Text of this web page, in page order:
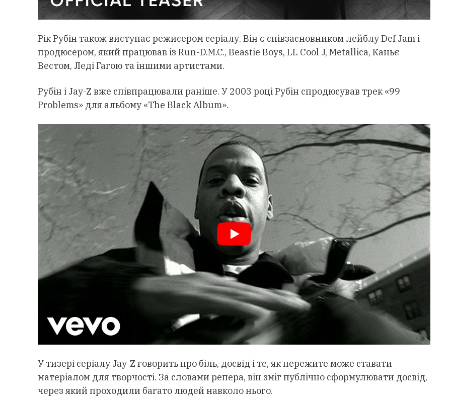
Рік Рубін також виступає режисером серіалу. Він є співзасновником лейблу Def Jam і
продюсером, який працював із Run-D.M.C., Beastie Boys, LL Cool J, Metallica, Каньє
Вестом, Леді Гагою та іншими артистами.
Рубін і Jay-Z вже співпрацювали раніше. У 2003 році Рубін спродюсував трек «99
Problems» для альбому «The Black Album».
У тизері серіалу Jay-Z говорить про біль, досвід і те, як пережите може ставати
матеріалом для творчості. За словами репера, він зміг публічно сформулювати досвід,
через який проходили багато людей навколо нього.